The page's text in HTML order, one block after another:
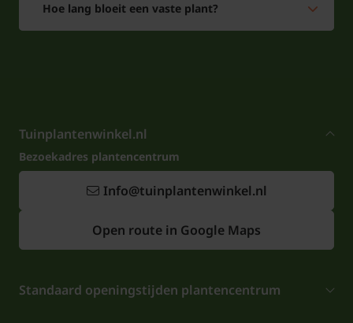
Hoe lang bloeit een vaste plant?
Tuinplantenwinkel.nl
Bezoekadres plantencentrum
Info@tuinplantenwinkel.nl
Open route in Google Maps
Standaard openingstijden plantencentrum